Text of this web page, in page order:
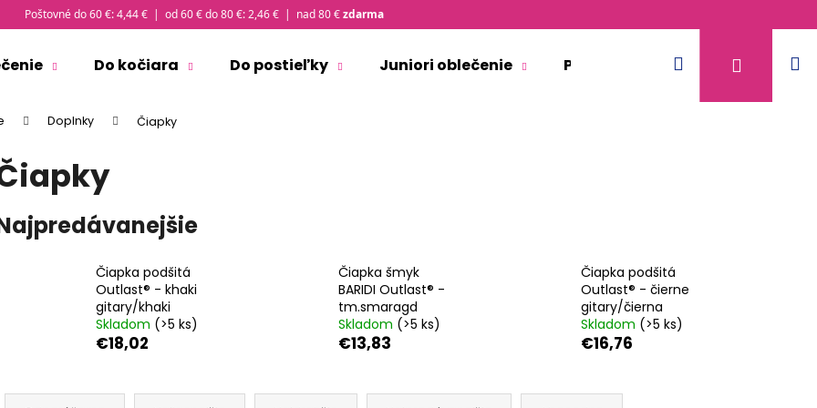
Poštovné do 60 €: 4,44 € | od 60 € do 80 €: 2,46 € | nad 80 €zdarma
Do kočiara Do postieľky Juniori oblečenie Pre dospelých Doplnkový
Hľadať
Doplnky Čiapky
Čiapka podšitá
Outlast® - khaki
gitary/khaki
Skladom (>5 ks)
€18,02
Čiapka šmyk
BARIDI Outlast® -
tm.smaragd
Skladom (>5 ks)
€13,83
Čiapka podšitá
Outlast® - čierne
gitary/čierna
Skladom (>5 ks)
€16,76
RČIAPKA TENKÁ PLOCHÝ ŠEV OUTLAST® - TRIČKO PÁNSKE KR TENKÉ VÝSTRIH U